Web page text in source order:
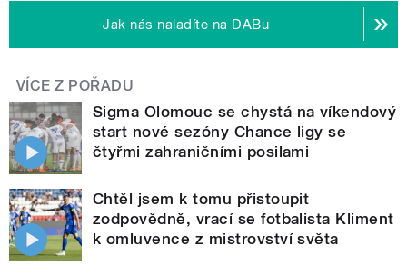
Jak nás naladíte na DABu
VÍCE Z POŘADU
Sigma Olomouc se chystá na víkendový
start nové sezóny Chance ligy se
čtyřmi zahraničními posilami
Chtěl jsem k tomu přistoupit
zodpovědně, vrací se fotbalista Kliment
k omluvence z mistrovství světa